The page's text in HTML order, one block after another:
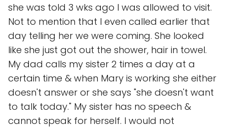
she was told 3 wks ago I was allowed to visit.
Not to mention that I even called earlier that
day telling her we were coming. She looked
like she just got out the shower, hair in towel.
My dad calls my sister 2 times a day at a
certain time & when Mary is working she either
doesn't answer or she says "she doesn't want
to talk today." My sister has no speech &
cannot speak for herself. I would not